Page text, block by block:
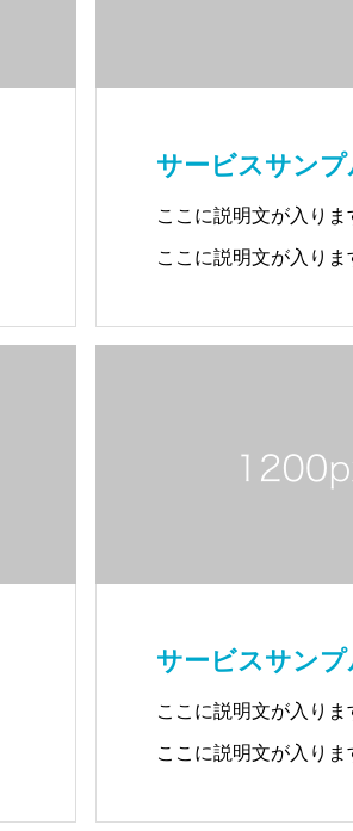
サービスサンプ
ここに説明文が入り
ここに説明文が入りま
サービスサンプ
ここに説明文が入り
ここに説明文が入りま